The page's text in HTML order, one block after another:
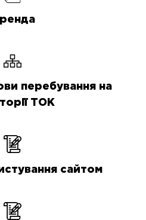
перебування на
ТОК
сайтом